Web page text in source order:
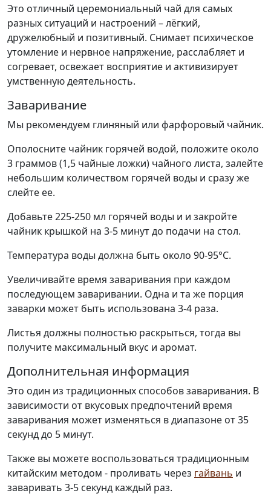
Это отличный церемониальный чай для самых
разных ситуаций и настроений – лёгкий,
дружелюбный и позитивный. Снимает психическое
утомление и нервное напряжение, расслабляет и
согревает, освежает восприятие и активизирует
умственную деятельность.
Заваривание
Мы рекомендуем глиняный или фарфоровый чайник.
Ополосните чайник горячей водой, положите около
3 граммов (1,5 чайные ложки) чайного листа, залейте
небольшим количеством горячей воды и сразу же
слейте ее.
Добавьте 225-250 мл горячей воды и и закройте
чайник крышкой на 3-5 минут до подачи на стол.
Температура воды должна быть около 90-95°С.
Увеличивайте время заваривания при каждом
последующем заваривании. Одна и та же порция
заварки может быть использована 3-4 раза.
Листья должны полностью раскрыться, тогда вы
получите максимальный вкус и аромат.
Дополнительная информация
Это один из традиционных способов заваривания. В
зависимости от вкусовых предпочтений время
заваривания может изменяться в диапазоне от 35
секунд до 5 минут.
Также вы можете воспользоваться традиционным
китайским методом - проливать через гайвань и
заваривать 3-5 секунд каждый раз.